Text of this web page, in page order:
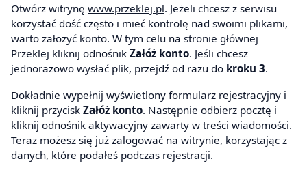
Otwórz witrynę www.przeklej.pl. Jeżeli chcesz z serwisu
korzystać dość często i mieć kontrolę nad swoimi plikami,
warto założyć konto. W tym celu na stronie głównej
Przeklej kliknij odnośnik Załóż konto. Jeśli chcesz
jednorazowo wysłać plik, przejdź od razu do kroku 3.
Dokładnie wypełnij wyświetlony formularz rejestracyjny i
kliknij przycisk Załóż konto. Następnie odbierz pocztę i
kliknij odnośnik aktywacyjny zawarty w treści wiadomości.
Teraz możesz się już zalogować na witrynie, korzystając z
danych, które podałeś podczas rejestracji.